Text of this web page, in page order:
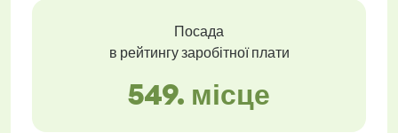
Посада
в рейтингу заробітної плати
549. місце